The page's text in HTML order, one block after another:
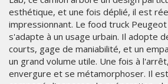
esthétique, et une fois déplié, il est
impressionnant. Le food truck
s'adapte à un usage urbain. Il adopte
courts, gage de maniabilité, et un
un grand volume utile. Une fois à
envergure et se métamorphoser. Il